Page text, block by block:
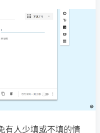
有人少填或不填的情